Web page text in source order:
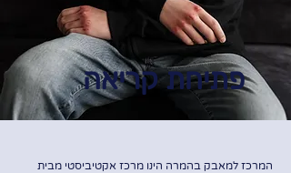
פתיחת קריאה
המרכז למאבק בהמרה הינו מרכז אקטיביסטי מבית